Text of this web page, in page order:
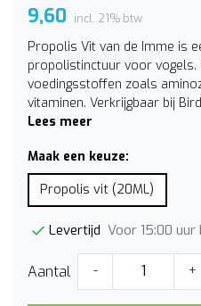
9,60 incl. 21% btw
Propolis Vit van de Imme is
propolistinctuur voor vogels.
voedingsstoffen zoals
vitaminen. Verkrijgbaar bij
Lees meer
Maak een keuze:
Propolis vit (20ML)
Levertijd Voor 15:00
Aantal - +